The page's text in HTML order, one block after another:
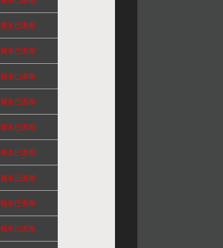
報名已過期
報名已過期
報名已過期
報名已過期
報名已過期
報名已過期
報名已過期
報名已過期
報名已過期